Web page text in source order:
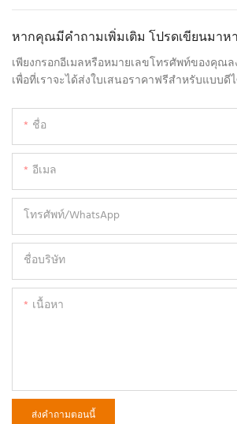
หากคุณมีคำถามเพิ่มเติม โปรดเขียนมาหา
เพียงกรอกอีเมลหรือหมายเลขโทรศัพท์ของคุณ
เพื่อที่เราจะได้ส่งใบเสนอราคาฟรีสำหรับแบบดี
ชื่อ
อีเมล
โทรศัพท์/WhatsApp
ชื่อบริษัท
เนื้อหา
ส่งคำถามตอนนี้